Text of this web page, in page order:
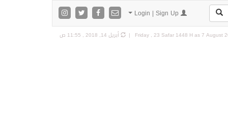
Friday , 23 Safar 1448 H as7 August أبريل 14, 2018 , 11:55 ص